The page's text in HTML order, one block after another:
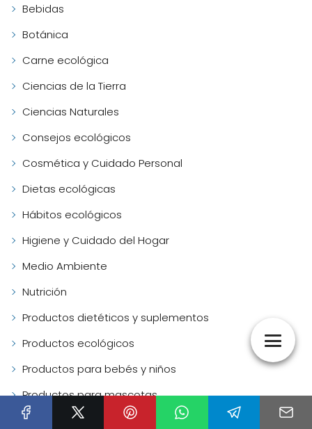
Bebidas
Botánica
Carne ecológica
Ciencias de la Tierra
Ciencias Naturales
Consejos ecológicos
Cosmética y Cuidado Personal
Dietas ecológicas
Hábitos ecológicos
Higiene y Cuidado del Hogar
Medio Ambiente
Nutrición
Productos dietéticos y suplementos
Productos ecológicos
Productos para bebés y niños
Productos para mascotas
Salud y Bienestar